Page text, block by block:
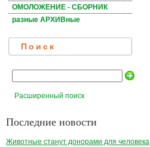
ОМОЛОЖЕНИЕ - СБОРНИК
разные АРХИВные
Поиск
Расширенный поиск
Последние новости
Животные станут донорами для человека